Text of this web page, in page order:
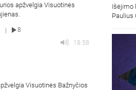
apžvelgia Visuotinės
|
8
18:58
Visuotinės Bažnyčios
Išėjimo
Paulius